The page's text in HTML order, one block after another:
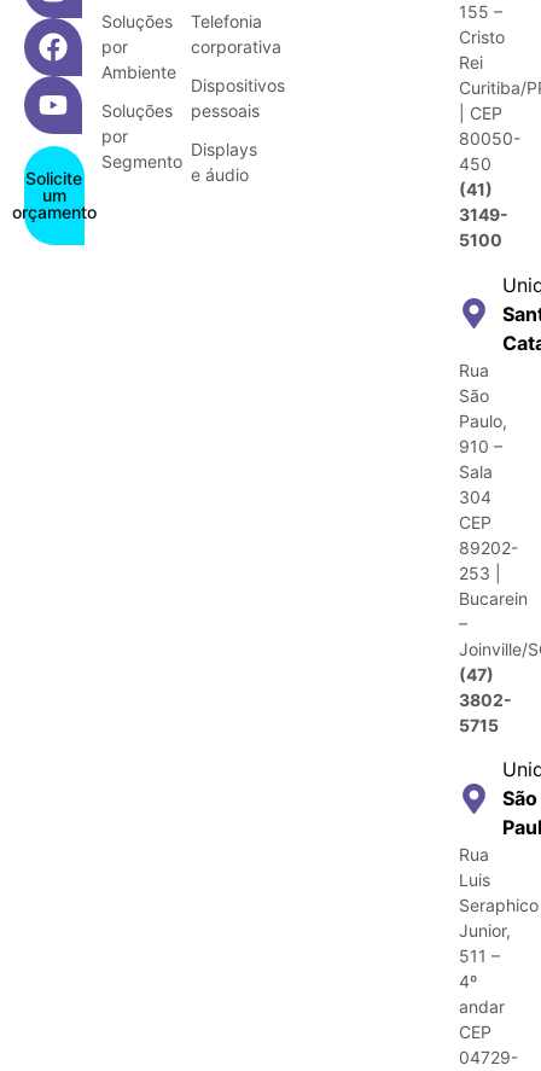
Solicite
um
orçamento
Soluções
por
Ambiente
Soluções
por
Segmento
Telefonia
corporativa
Dispositivos
pessoais
Displays
e áudio
155 –
Cristo
Rei
Curitiba/
| CEP
80050-
450
(41)
3149-
5100
Rua
São
Paulo,
910 –
Sala
304
CEP
89202-
253 |
Bucarein
–
Joinville/
(47)
3802-
5715
São
Rua
Luis
Seraphico
Junior,
511 –
4º
andar
CEP
04729-